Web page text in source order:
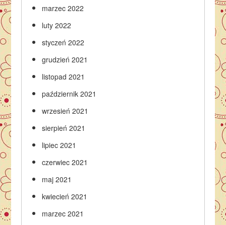
marzec 2022
luty 2022
styczeń 2022
grudzień 2021
listopad 2021
październik 2021
wrzesień 2021
sierpień 2021
lipiec 2021
czerwiec 2021
maj 2021
kwiecień 2021
marzec 2021